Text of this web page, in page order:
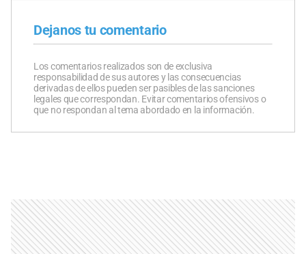
Dejanos tu comentario
Los comentarios realizados son de exclusiva
responsabilidad de sus autores y las consecuencias
derivadas de ellos pueden ser pasibles de las sanciones
legales que correspondan. Evitar comentarios ofensivos o
que no respondan al tema abordado en la información.